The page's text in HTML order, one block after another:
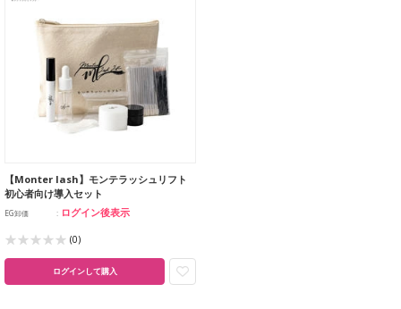
【Monter lash】モンテラッシュリフト
初心者向け導入セット
EG卸価 ログイン後表示
(0)
ログインして購入